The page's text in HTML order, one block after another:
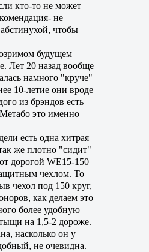
кто-то не может
не
чтобы
будущем
Лет 20 назад вообще
намного "круче"
10-летие они вроде
из брэндов есть
это именно
есть одна хитрая
же плотно "сидит"
дорогой WE15-150
чехлом. То
чехол под 150 круг,
как делаем это
более удобную
на 1,5-2 дороже.
насколько он у
не очевидна.